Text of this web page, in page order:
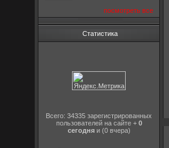
посмотреть все
Статистика
Всего: 34335 зарегистрированных
пользователей на сайте + 0
сегодняи (0 вчера)